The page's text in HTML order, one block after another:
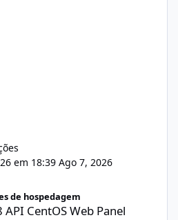
em 18:39 Ago 7, 2026
Panel
de hospedagem
CentOS Web Panel